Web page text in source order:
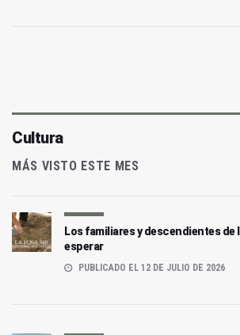
Cultura
MÁS VISTO ESTE MES
Los familiares y descendientes de
esperar
PUBLICADO EL 12 DE JULIO DE 2026